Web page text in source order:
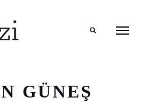
GÜNEŞ